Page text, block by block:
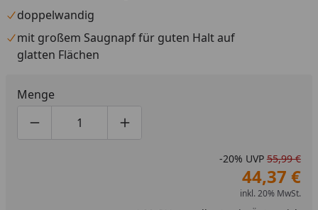
doppelwandig
mit großem Saugnapf für guten Halt auf
glatten Flächen
Menge
Produktmenge um eins verringern
Produktmenge manuell eingeben
Produktmenge um eins erhöhen
-20% UVP 55,99 €
44,37 €
inkl. 20% MwSt.